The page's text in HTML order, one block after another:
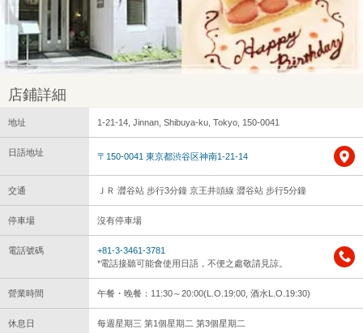
店鋪詳細
地址 1-21-14, Jinnan, Shibuya-ku, Tokyo, 150-0041
日語地址 〒150-0041 東京都渋谷区神南1-21-14
交通 ＪＲ 澀谷站 步行3分鐘 京王井頭線 澀谷站 步行5分鐘
停車場 沒有停車場
電話號碼
+81-3-3461-3781
*電話接聽可能會使用日語，不便之處敬請見諒。
營業時間 午餐・晚餐：11:30～20:00(L.O.19:00, 酒水L.O.19:30)
休息日 每週星期三 第1個星期二 第3個星期二